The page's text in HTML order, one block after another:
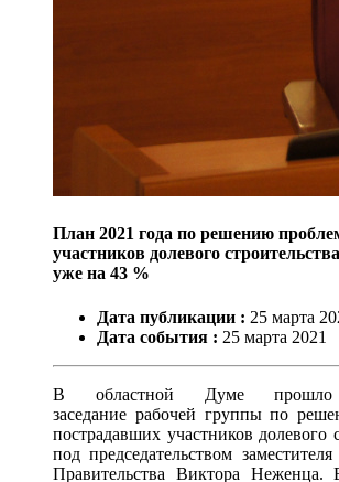
План 2021 года по решению
участников долевого
уже на 43 %
Дата публикации : 25 марта
Дата события : 25 марта 2021
В областной Думе прошло
заседание рабочей группы по
пострадавших участников долевого
под председательством заместителя
Правительства Виктора Неженца.